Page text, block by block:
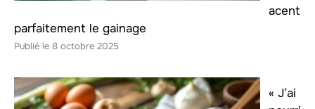
acent
parfaitement le gainage
8 octobre 2025
« J’ai